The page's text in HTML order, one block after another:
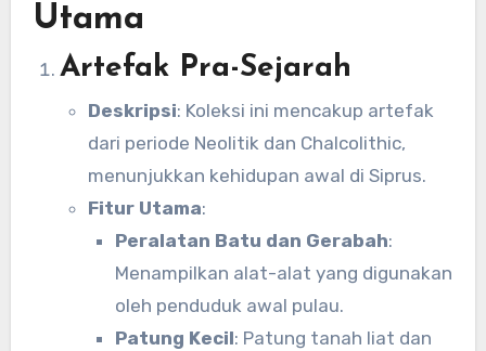
Utama
Artefak Pra-Sejarah
Deskripsi: Koleksi ini mencakup artefak
dari periode Neolitik dan Chalcolithic,
menunjukkan kehidupan awal di Siprus.
Fitur Utama:
Peralatan Batu dan Gerabah:
Menampilkan alat-alat yang digunakan
oleh penduduk awal pulau.
Patung Kecil: Patung tanah liat dan